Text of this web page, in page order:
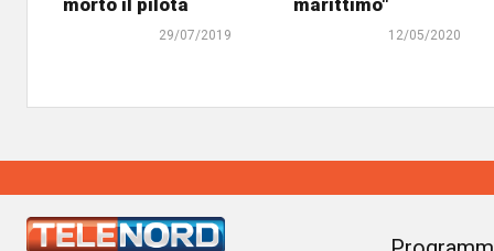
29/07/2019 12/05/2020